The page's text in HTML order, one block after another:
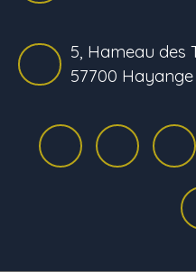
5, Hameau des
57700 Hayange